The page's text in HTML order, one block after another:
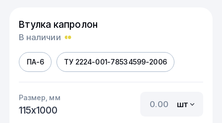
Втулка капролон
В наличии
ПА-6 ТУ 2224-001-78534599-2006
Размер, мм
115х1000
шт